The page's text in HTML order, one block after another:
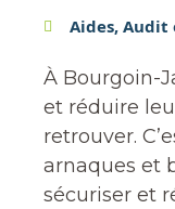
Aides, Audit
À Bourgoin-
et réduire
retrouver.
arnaques et
sécuriser et